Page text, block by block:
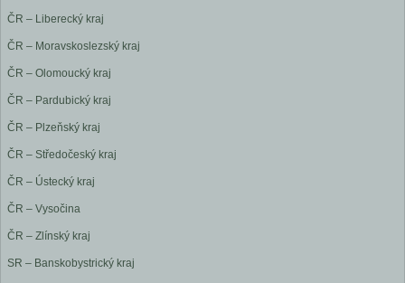
ČR – Liberecký kraj
ČR – Moravskoslezský kraj
ČR – Olomoucký kraj
ČR – Pardubický kraj
ČR – Plzeňský kraj
ČR – Středočeský kraj
ČR – Ústecký kraj
ČR – Vysočina
ČR – Zlínský kraj
SR – Banskobystrický kraj